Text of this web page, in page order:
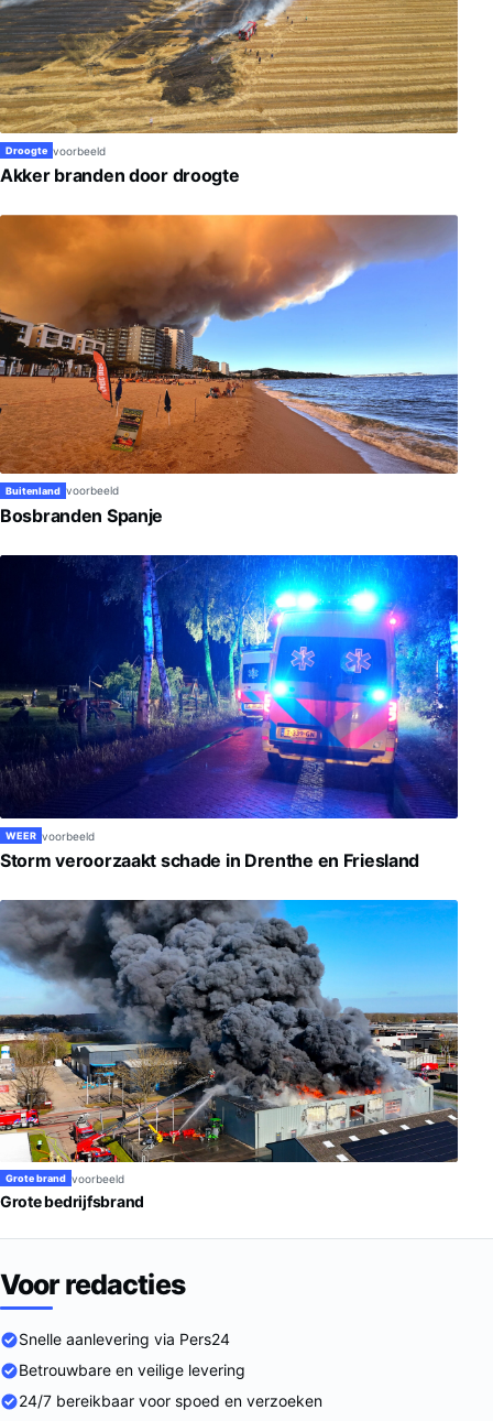
Droogte voorbeeld
Akker branden door droogte
Buitenland voorbeeld
Bosbranden Spanje
WEER voorbeeld
Storm veroorzaakt schade in Drenthe en Friesland
Grote brand voorbeeld
Grote bedrijfsbrand
Voor redacties
Snelle aanlevering via Pers24
Betrouwbare en veilige levering
24/7 bereikbaar voor spoed en verzoeken